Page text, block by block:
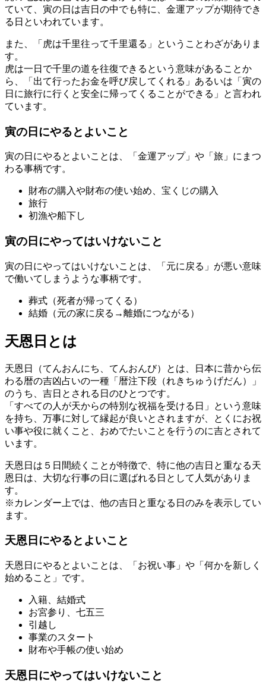
ていて、寅の日は吉日の中でも特に、金運アップが期待でき
る日といわれています。
また、「虎は千里往って千里還る」ということわざがありま
す。
虎は一日で千里の道を往復できるという意味があることか
ら、「出て行ったお金を呼び戻してくれる」あるいは「寅の
日に旅行に行くと安全に帰ってくることができる」と言われ
ています。
寅の日にやるとよいこと
寅の日にやるとよいことは、「金運アップ」や「旅」にまつ
わる事柄です。
財布の購入や財布の使い始め、宝くじの購入
旅行
初漁や船下し
寅の日にやってはいけないこと
寅の日にやってはいけないことは、「元に戻る」が悪い意味
で働いてしまうような事柄です。
葬式（死者が帰ってくる）
結婚（元の家に戻る→離婚につながる）
天恩日とは
天恩日（てんおんにち、てんおんび）とは、日本に昔から伝
わる暦の吉凶占いの一種「暦注下段（れきちゅうげだん）」
のうち、吉日とされる日のひとつです。
「すべての人が天からの特別な祝福を受ける日」という意味
を持ち、万事に対して縁起が良いとされますが、とくにお祝
い事や役に就くこと、おめでたいことを行うのに吉とされて
います。
天恩日は５日間続くことが特徴で、特に他の吉日と重なる天
恩日は、大切な行事の日に選ばれる日として人気がありま
す。
※カレンダー上では、他の吉日と重なる日のみを表示してい
ます。
天恩日にやるとよいこと
天恩日にやるとよいことは、「お祝い事」や「何かを新しく
始めること」です。
入籍、結婚式
お宮参り、七五三
引越し
事業のスタート
財布や手帳の使い始め
天恩日にやってはいけないこと